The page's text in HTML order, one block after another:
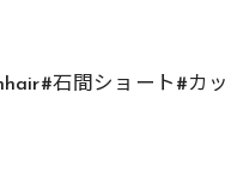
石間ショート#